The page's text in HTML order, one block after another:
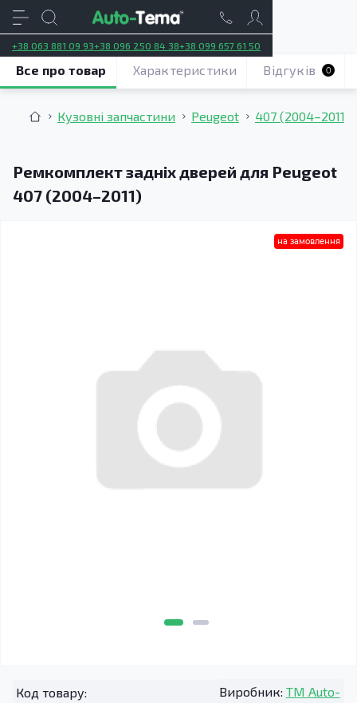
+38 063 881 09 93+38 096 250 84 38+38 099 657 61 50
Кузовні запчастини Peugeot 407 (2004–2011)
Ремкомплект задніх дверей для Peugeot
407 (2004–2011)
Все про товар Характеристики Відгуків 0
на замовлення
Код товару:
Виробник: TM Auto-